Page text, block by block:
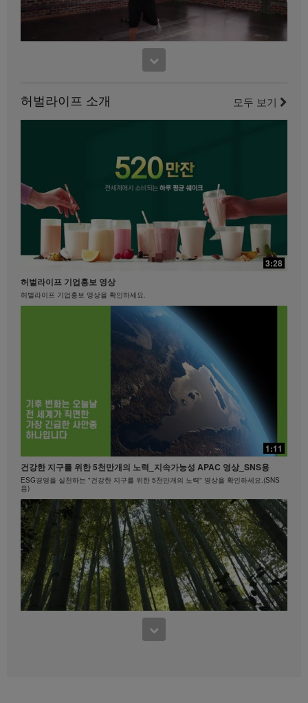
그러나, 귀하께서는 비디오를 복제하고 배포하는 과정
에서 금전적인 거래를 해서는 안됩니다. Herbalife
International of America, Inc.의 명시된 서면 동의 없이
비디오에 포함되어있는 영상, 음성, 설명 및 이야기를
사용하는 것은 엄격히 금지됩니다. 허벌라이프는 언제
든지 귀하의 비디오 사용을 중단하도록 요청할 수 있습
니다.
맛있게 먹으면서 다이어트하기 #키토산 #셀유로쓰 #리프트오프
베케이션 & 명절을 준비하는 자세
20:24
빠를수록 좋은!
빠를수록 좋은! #뉴런뉴트리션 #비타민B
0:45
Formula 1 Story #4 나이에 상관없이 언제 어디서나 | 건강한 라이프스타
사사 노세리노의 파워 다리 컨디셔닝
이 다리 운동을 즐기세요.
29:40
필라테스 강사 제니퍼 델포조와 함께 복근과 엉덩이 근육에 초점을 맞춘 이 필라테스에
도전해 보세요...................
15:40
마크 코로넬과 함께하는 에너지아 운동 #1
히프, 엉덩이
허벌라이프 소개 모두 보기
3:28
허벌라이프 기업홍보 영상
허벌라이프 기업홍보 영상을 확인하세요.
1:11
건강한 지구를 위한 5천만개의 노력_지속가능성 APAC 영상_SNS용
ESG경영을 실천하는 "건강한 지구를 위한 5천만개의 노력" 영상을 확인하세요.(SNS
용)